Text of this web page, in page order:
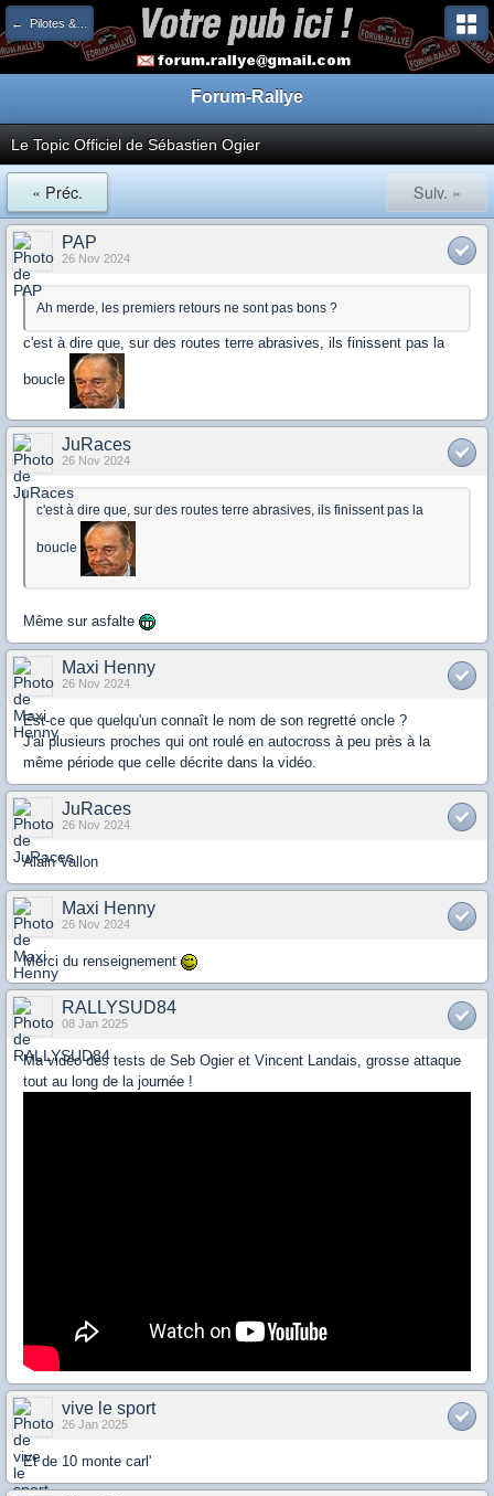
← Pilotes & Copilotes
Forum-Rallye
Le Topic Officiel de Sébastien Ogier
« Préc. Suiv. »
PAP
26 Nov 2024
Ah merde, les premiers retours ne sont pas bons ?
c'est à dire que, sur des routes terre abrasives, ils finissent pas la
boucle
JuRaces
26 Nov 2024
c'est à dire que, sur des routes terre abrasives, ils finissent pas la
boucle
Même sur asfalte
Maxi Henny
26 Nov 2024
Est-ce que quelqu'un connaît le nom de son regretté oncle ?
J'ai plusieurs proches qui ont roulé en autocross à peu près à la
même période que celle décrite dans la vidéo.
JuRaces
26 Nov 2024
Alain Vallon
Maxi Henny
26 Nov 2024
Merci du renseignement
RALLYSUD84
08 Jan 2025
Ma vidéo des tests de Seb Ogier et Vincent Landais, grosse attaque
tout au long de la journée !
vive le sport
26 Jan 2025
Et de 10 monte carl'